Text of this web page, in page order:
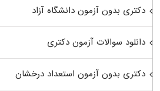
دکتری بدون آزمون دانشگاه آزاد
دانلود سوالات آزمون دکتری
دکتری بدون آزمون استعداد درخشان